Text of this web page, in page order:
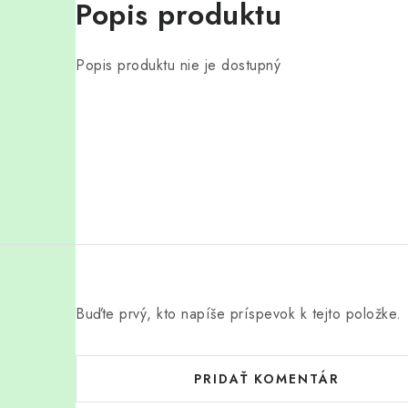
Popis produktu
Popis produktu nie je dostupný
Buďte prvý, kto napíše príspevok k tejto položke.
PRIDAŤ KOMENTÁR